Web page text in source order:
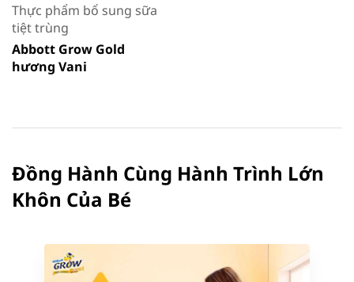
Thực phẩm bổ sung sữa
tiệt trùng
Abbott Grow Gold
hương Vani
Đồng Hành Cùng Hành Trình Lớn
Khôn Của Bé